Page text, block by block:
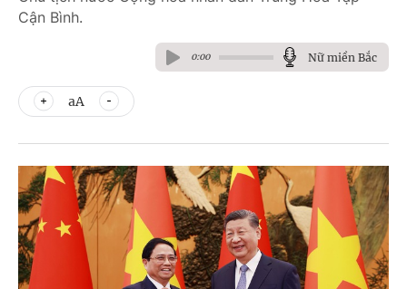
Cận Bình.
0:00 Nữ miền Bắc
aA